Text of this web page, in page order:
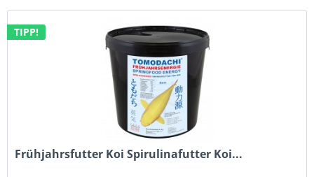
TIPP!
Frühjahrsfutter Koi Spirulinafutter Koi...